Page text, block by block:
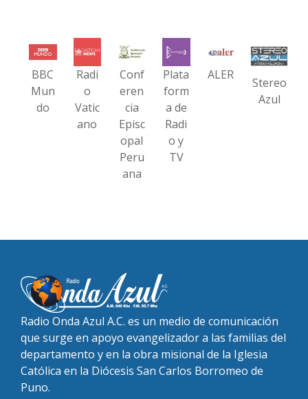
BBC
Mun
do
Radi
o
Vatic
ano
Conf
eren
cia
Episc
opal
Peru
ana
Plata
form
a de
Radi
o y
TV
ALER
Stereo
Azul
Radio Onda Azul A.C. es un medio de comunicación
que surge en apoyo evangelizador a las familias del
departamento y en la obra misional de la Iglesia
Católica en la Diócesis San Carlos Borromeo de
Puno.